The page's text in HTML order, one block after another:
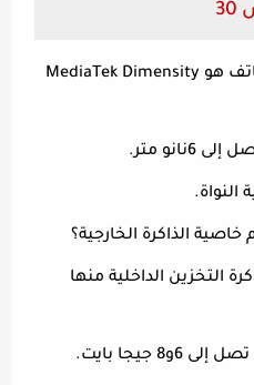
يعتبر نوع معالج هذا الهاتف هو MediaTek Dimensity
متر.
النواة.
الذاكرة الخارجية؟
التخزين الداخلية منها
جيجا بايت.